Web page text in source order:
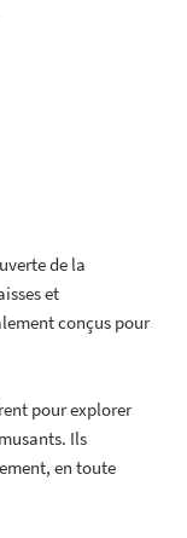
de la
et
conçus pour
pour explorer
Ils
en toute